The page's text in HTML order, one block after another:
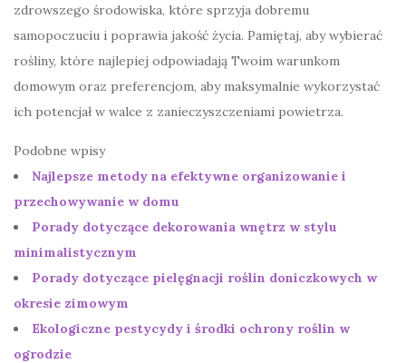
zdrowszego środowiska, które sprzyja dobremu
samopoczuciu i poprawia jakość życia. Pamiętaj, aby wybierać
rośliny, które najlepiej odpowiadają Twoim warunkom
domowym oraz preferencjom, aby maksymalnie wykorzystać
ich potencjał w walce z zanieczyszczeniami powietrza.
Podobne wpisy
Najlepsze metody na efektywne organizowanie i
przechowywanie w domu
Porady dotyczące dekorowania wnętrz w stylu
minimalistycznym
Porady dotyczące pielęgnacji roślin doniczkowych w
okresie zimowym
Ekologiczne pestycydy i środki ochrony roślin w
ogrodzie